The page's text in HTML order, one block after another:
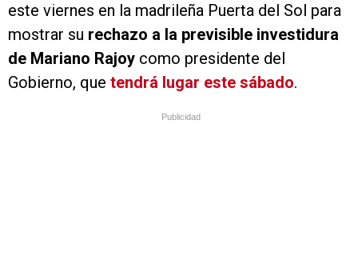
este viernes en la madrileña Puerta del Sol para
mostrar su rechazo a la previsible investidura
de Mariano Rajoy como presidente del
Gobierno, que tendrá lugar este sábado.
Publicidad